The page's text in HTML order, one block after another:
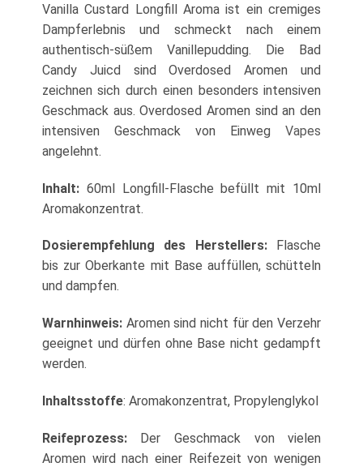
Vanilla Custard Longfill Aroma ist ein cremiges
Dampferlebnis und schmeckt nach einem
authentisch-süßem Vanillepudding. Die Bad
Candy Juicd sind Overdosed Aromen und
zeichnen sich durch einen besonders intensiven
Geschmack aus. Overdosed Aromen sind an den
intensiven Geschmack von EinwegVapes
angelehnt.
Inhalt:60ml Longfill-Flasche befüllt mit 10ml
Aromakonzentrat.
Dosierempfehlung des Herstellers:Flasche
bis zur Oberkante mit Base auffüllen, schütteln
und dampfen.
Warnhinweis:Aromen sind nicht für den Verzehr
geeignet und dürfen ohne Base nicht gedampft
werden.
Inhaltsstoffe: Aromakonzentrat, Propylenglykol
Reifeprozess:Der Geschmack von vielen
Aromen wird nach einer Reifezeit von wenigen